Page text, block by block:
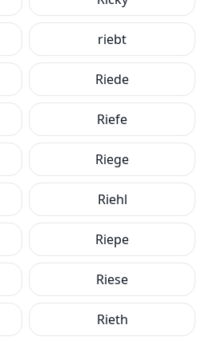
riebt
Riede
Riefe
Riege
Riehl
Riepe
Riese
Rieth